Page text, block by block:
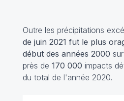
Outre les précipitations
de juin 2021 fut le plus
début des années 2000
près de 170 000 impacts
du total de l'année 2020.